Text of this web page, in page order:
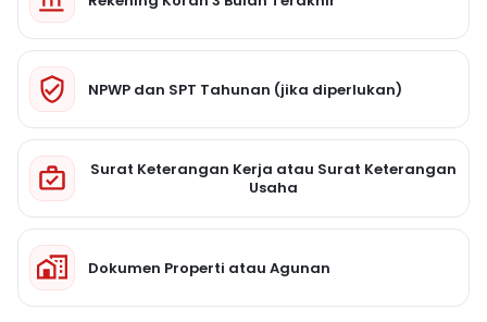
NPWP dan SPT Tahunan (jika diperlukan)
Surat Keterangan Kerja atau Surat Keterangan
Usaha
Dokumen Properti atau Agunan